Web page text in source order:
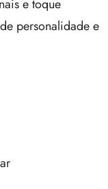
e toque
personalidade e